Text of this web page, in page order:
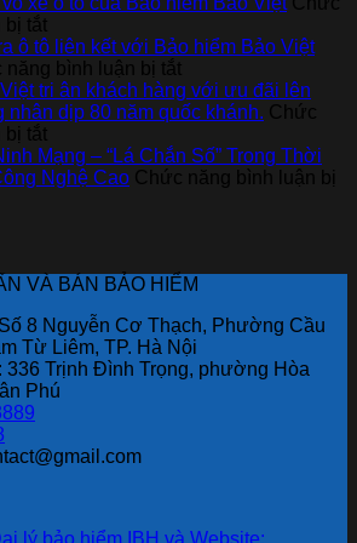
báo
cáo
tài
chính
người
mới
bị tắtở
Bảo
hiểm
thân
vỏ
xe
ô
tô
Việt
ô tô liên kết với Bảo hiểm Bảo Việt
năng bình luận bị tắtở
Danh
sách
ô
tô
hiểm
Việt
mới
nhất
tri ân khách hàng với ưu đãi lên
nhân dịp 80 năm quốc khánh. Chức
bị tắtở
Bảo
hiểm
khách
với
ưu
đãi
lên
tỷ
dịp
Mạng – “Lá Chắn Số” Trong Thời
Nghệ Cao Chức năng bình luận bị
VÀ BÁN BẢO HIỂM
8 Nguyễn Cơ Thạch, Phường Cầu
Từ Liêm, TP. Hà Nội
336 Trịnh Đình Trọng, phường Hòa
Phú